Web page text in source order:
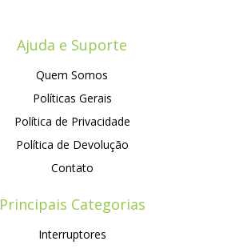
Ajuda e Suporte
Quem Somos
Políticas Gerais
Política de Privacidade
Política de Devolução
Contato
Principais Categorias
Interruptores